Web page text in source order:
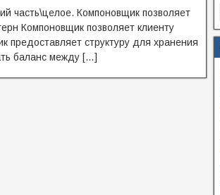
часть\целое. Компоновщик позволяет
Компоновщик позволяет клиенту
структуру для хранения
баланс между […]